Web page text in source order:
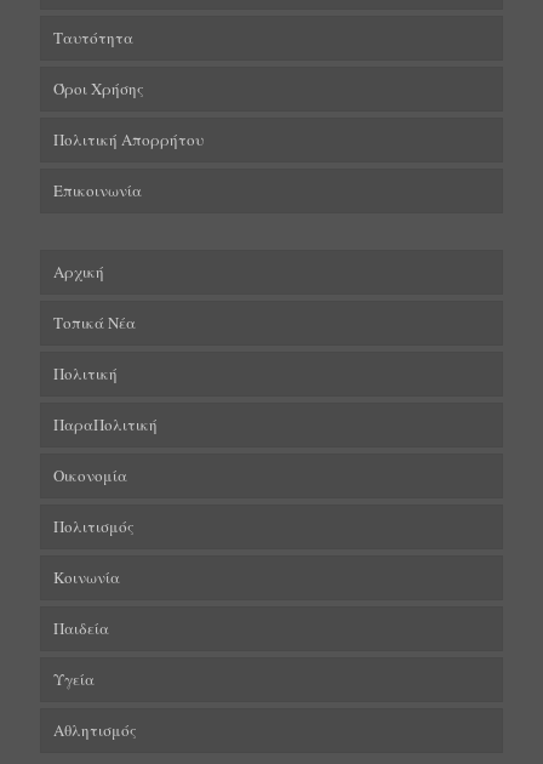
Ταυτότητα
Όροι Χρήσης
Πολιτική Απορρήτου
Επικοινωνία
Αρχική
Τοπικά Νέα
Πολιτική
ΠαραΠολιτική
Οικονομία
Πολιτισμός
Κοινωνία
Παιδεία
Υγεία
Αθλητισμός